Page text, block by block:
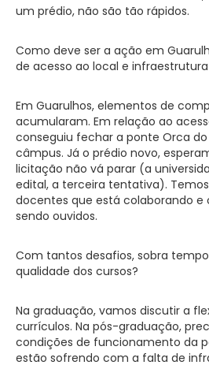
um prédio, não são tão rápidos.
Como deve ser a ação em
de acesso ao local e
Em Guarulhos, elementos de
acumularam. Em relação ao
conseguiu fechar a ponte Orca
câmpus. Já o prédio novo,
licitação não vá parar (a
edital, a terceira tentativa).
docentes que está colaborando e
sendo ouvidos.
Com tantos desafios, sobra
qualidade dos cursos?
Na graduação, vamos discutir a
currículos. Na pós-graduação,
condições de funcionamento da
estão sofrendo com a falta de